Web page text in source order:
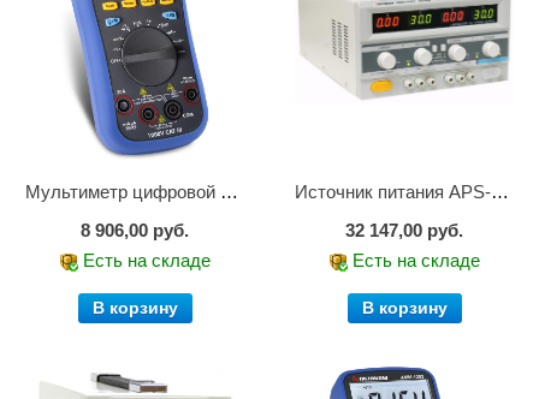
Мультиметр цифровой АММ-1221
8 906,00 руб.
Есть на складе
В корзину
Источник питания APS-2236
32 147,00 руб.
Есть на складе
В корзину